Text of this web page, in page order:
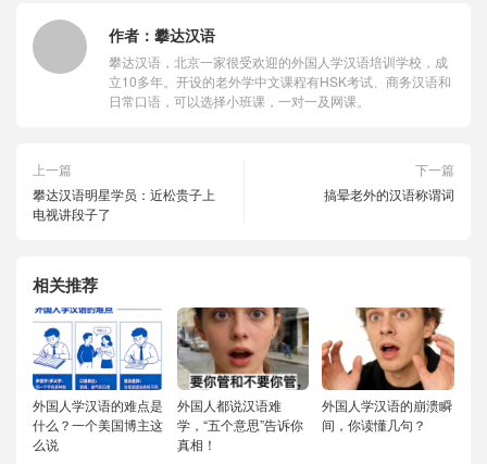
作者： 攀达汉语
攀达汉语，北京一家很受欢迎的外国人学汉语培训学校，成
立10多年。开设的老外学中文课程有HSK考试、商务汉语和
日常口语，可以选择小班课，一对一及网课。
上一篇
攀达汉语明星学员：近松贵子上
电视讲段子了
下一篇
搞晕老外的汉语称谓词
相关推荐
外国人学汉语的难点是
什么？一个美国博主这
么说
外国人都说汉语难
学，“五个意思”告诉你
真相！
外国人学汉语的崩溃瞬
间，你读懂几句？